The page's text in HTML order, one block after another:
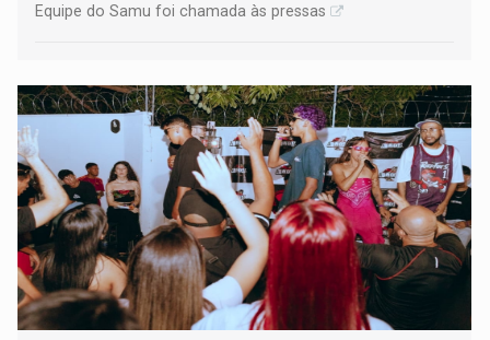
Equipe do Samu foi chamada às pressas